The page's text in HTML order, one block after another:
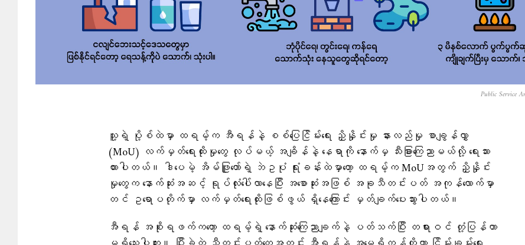
Public Service
သူ့ရဲ့ ပို့စ်ထဲမှာ ထရမ့်က အီရန်နဲ့ စစ်ပြေငြိမ်းရေး ညှိနှိုင်းမှု နားလည်မှု စာချွန်လွှာ
(MoU) လက်မှတ်ရေးထိုးမှုတွေ လုပ်မယ့် အချိန်နဲ့ နေရာကို နောက်မှ သီးခြားကြေညာမယ်လို့ ရေးသား
ထားပါတယ်။ ဒါပေမဲ့ အိမ်ဖြူတော်ရဲ့ ဘဲဥပုံ ရုံးခန်းထဲမှာတော့ ထရမ့်က MoUအတွက် ညှိနှိုင်း
မှုတွေက နောက်ဆုံးအဆင့် ရုပ်လုံးပေါ်လာနေပြီး အစောဆုံးအဖြစ် အခုသီတင်းပတ် အကုန်လောက်မှာ
တင် ဥရောပတိုက်မှာ လက်မှတ်ရေးထိုးဖြစ်ဖွယ် ရှိနေကြောင်း မှတ်ချက်ပေးသွားပါတယ်။
အီရန် အစိုးရဖက်ကတော့ ထရမ့်ရဲ့ နောက်ဆုံးကြေညာချက်နဲ့ ပတ်သက်ပြီး တရားဝင် တုံ့ပြန်တာ